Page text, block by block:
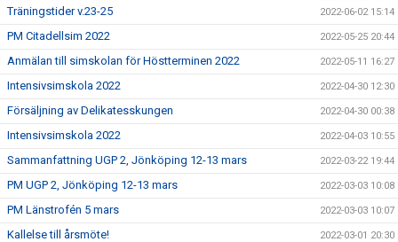
Träningstider v.23-25 2022-06-02 15:14
PM Citadellsim 2022 2022-05-25 20:44
Anmälan till simskolan för Höstterminen 2022 2022-05-11 16:27
Intensivsimskola 2022 2022-04-30 12:30
Försäljning av Delikatesskungen 2022-04-30 00:38
Intensivsimskola 2022 2022-04-03 10:55
Sammanfattning UGP 2, Jönköping 12-13 mars 2022-03-22 19:44
PM UGP 2, Jönköping 12-13 mars 2022-03-03 10:08
PM Länstrofén 5 mars 2022-03-03 10:07
Kallelse till årsmöte! 2022-03-01 20:30